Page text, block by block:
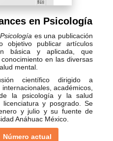
en Psicología
es una publicación
objetivo publicar artículos
básica y aplicada, que
en las diversas
mental.
científico dirigido a
académicos,
la psicología y la salud
y posgrado. Se
y julio y su fuente de
Anáhuac México.
Número actual